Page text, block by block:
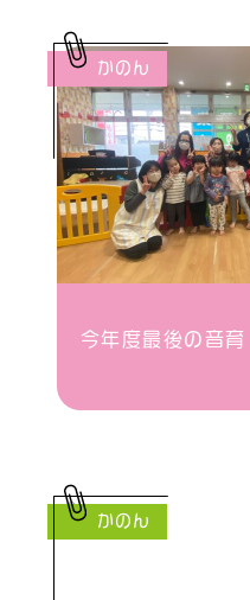
今年度最後の音育
かのん
かのん